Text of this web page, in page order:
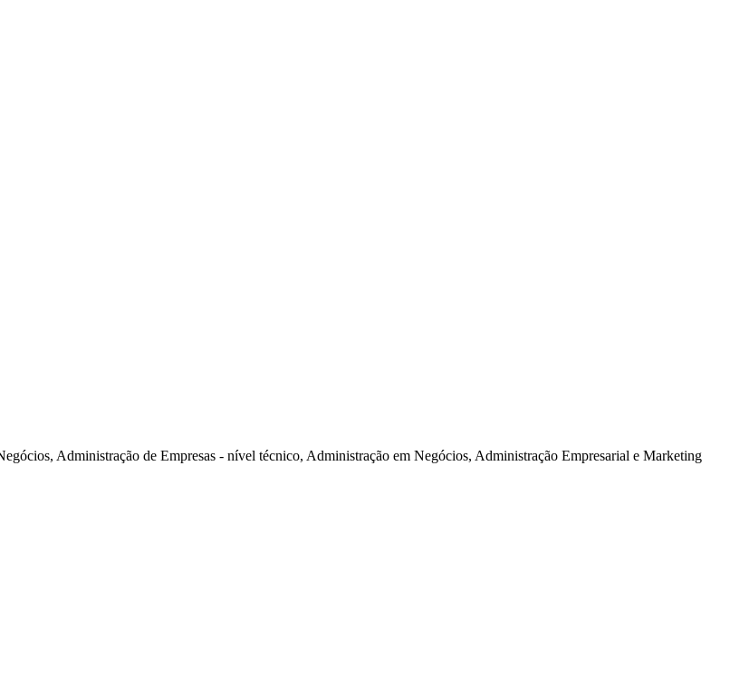
Administração de Empresas - nível técnico, Administração em Negócios, Administração Empresarial e Marketing